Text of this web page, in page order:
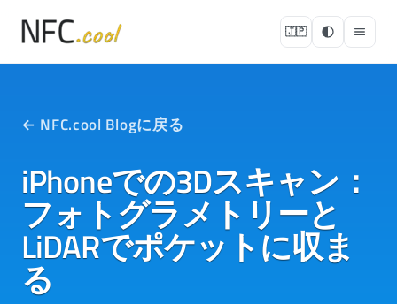
🇯🇵
← NFC.cool Blogに戻る
iPhoneでの3Dスキャン：
フォトグラメトリーと
LiDARでポケットに収ま
る